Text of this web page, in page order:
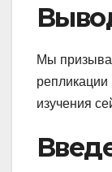
Мы
изучения